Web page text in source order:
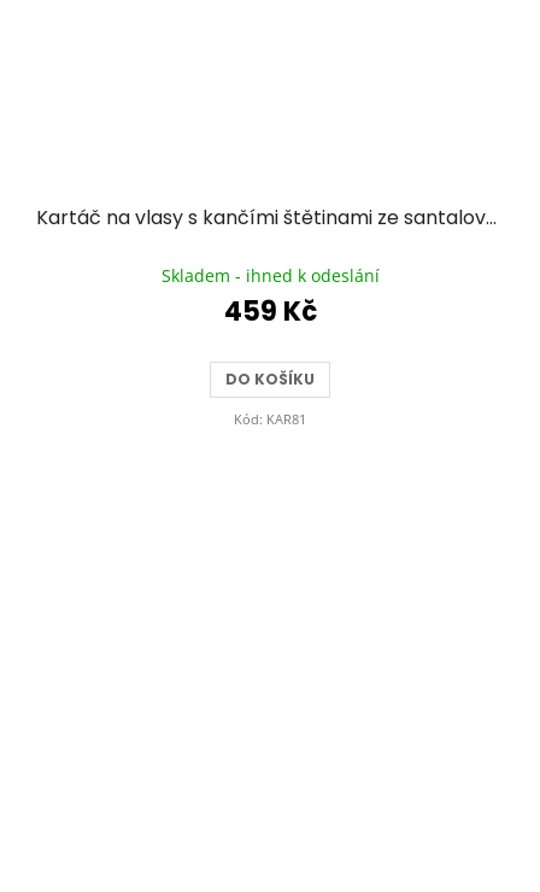
Kartáč na vlasy s kančími štětinami ze santalového dřeva PAN HŘEBEN - bez kuliček
hodnocení
produktu
je
z
5
hvězdiček.
Skladem - ihned k odeslání
459 Kč
DO KOŠÍKU
Kód: KAR81